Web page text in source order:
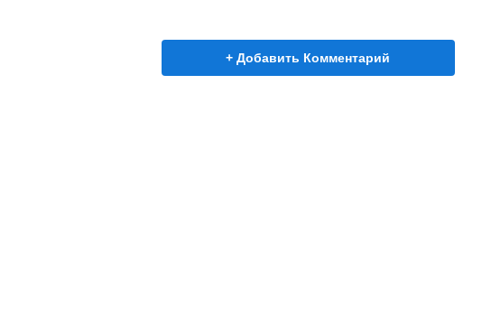
+ Добавить Комментарий